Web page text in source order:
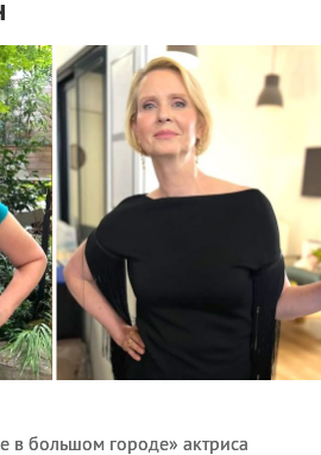
в большом городе» актриса